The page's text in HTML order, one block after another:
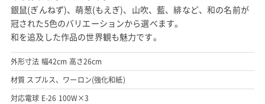
銀鼠(ぎんねず)、萌葱(もえぎ)、山吹、藍、緋など、和の名前が
冠された5色のバリエーションから選べます。
和を追及した作品の世界観も魅力です。
外形寸法 幅42cm 高さ26cm
材質 スプルス、ワーロン(強化和紙)
対応電球 E-26 100W×3